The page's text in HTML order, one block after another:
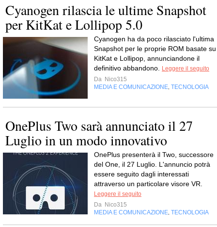
Cyanogen rilascia le ultime Snapshot
per KitKat e Lollipop 5.0
Cyanogen ha da poco rilasciato l'ultima
Snapshot per le proprie ROM basate su
KitKat e Lollipop, annunciandone il
definitivo abbandono.
Leggere il seguito
Da Nico315
MEDIA E COMUNICAZIONE TECNOLOGIA
OnePlus Two sarà annunciato il 27
Luglio in un modo innovativo
OnePlus presenterà il Two, successore
del One, il 27 Luglio. L'annuncio potrà
essere seguito dagli interessati
attraverso un particolare visore VR.
Leggere il seguito
Da Nico315
MEDIA E COMUNICAZIONE TECNOLOGIA